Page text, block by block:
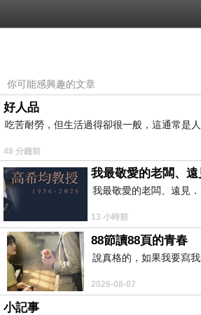
你可能感興趣的文章
好人品
吃苦耐勞，但生活過得卻很一般，這通常是人
48 分鐘前
我最敬愛的老闆、
我最敬愛的老闆、遠見
13 小時前
88節讀88頁的青春
說真格的，如果我要寫
2026-08-07
小記事